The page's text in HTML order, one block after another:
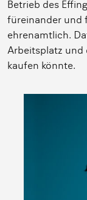
Betrieb des
füreinander und
ehrenamtlich.
Arbeitsplatz und
kaufen könnte.